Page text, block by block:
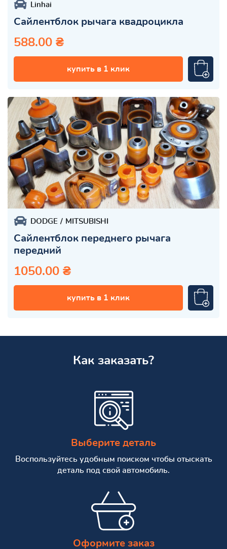
Linhai
Сайлентблок рычага квадроцикла
588.00 ₴
купить в 1 клик
DODGE MITSUBISHI
Сайлентблок переднего рычага
передний
1050.00 ₴
купить в 1 клик
Как заказать?
Выберите деталь
Воспользуйтесь удобным поиском чтобы отыскать
деталь под свой автомобиль.
Оформите заказ